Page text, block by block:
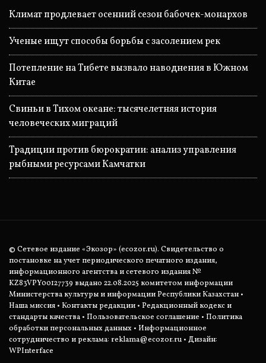
Климат продлевает осенний сезон бабочек-монархов
Ученые ищут способы борьбы с засолением рек
Потепление на Тибете вызвало наводнения в Южном
Китае
Свиньи в Тихом океане: тысячелетняя история
человеческих миграций
Традиции против бюрократии: анализ управления
рыбными ресурсами Камчатки
© Сетевое издание «Экозор» (ecozor.ru). Свидетельство о
постановке на учет периодического печатного издания,
информационного агентства и сетевого издания №
KZ83VPY00127739 выдано 22.08.2025 комитетом информации
Министерства культуры и информации Республики Казахстан •
Наша миссия • Контакты редакции • Редакционный кодекс и
стандарты качества • Пользовательское соглашение • Политика
обработки персональных данных • Информационное
сотрудничество и реклама: reklama@ecozor.ru • Дизайн:
WPInterface